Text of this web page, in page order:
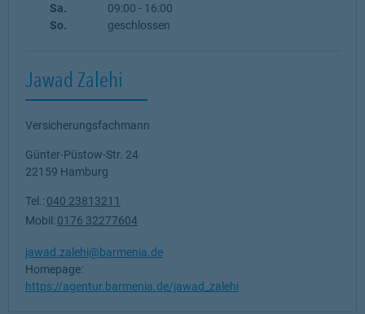
Sa.
09:00 - 16:00
So.
geschlossen
Jawad Zalehi
Versicherungsfachmann
Günter-Püstow-Str. 24
22159 Hamburg
Tel.: 040 23813211
Mobil: 0176 32277604
jawad.zalehi@barmenia.de
Homepage:
https://agentur.barmenia.de/jawad_zalehi